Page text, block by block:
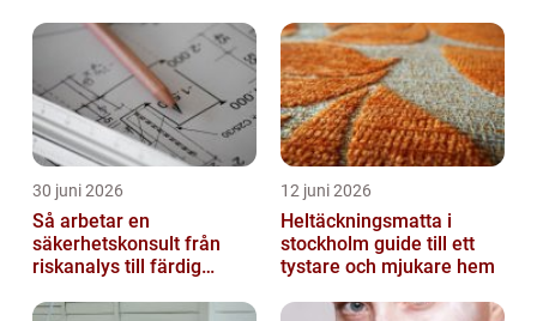
30 juni 2026
Så arbetar en
säkerhetskonsult från
riskanalys till färdig
12 juni 2026
Heltäckningsmatta i
stockholm guide till ett
tystare och mjukare hem